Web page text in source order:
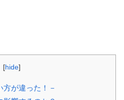
[hide]
方が違った！－